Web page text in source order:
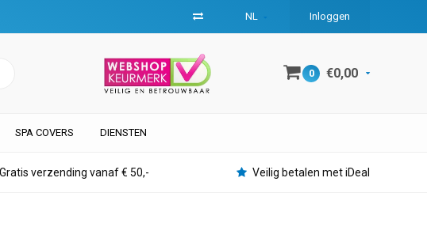
NL Inloggen
0 €0,00
SPA COVERS DIENSTEN
Gratis verzending vanaf € 50,- Veilig betalen met iDeal